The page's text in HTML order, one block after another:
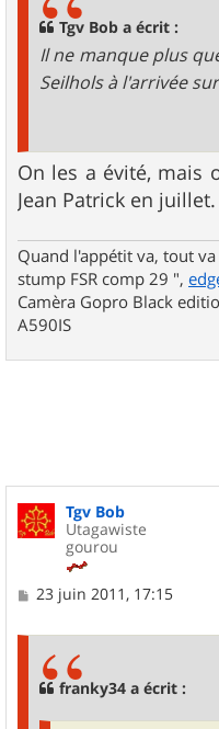
Tgv Bob a écrit :
Il ne manque plus
Seilhols à l'arrivée
On les a évité, mais
Jean Patrick en juillet.
Quand l'appétit va, tout va
stump FSR comp 29 ",
Camèra Gopro Black
A590IS
Tgv Bob
Utagawiste
gourou
M
23 juin 2011, 17:15
franky34 a écrit :